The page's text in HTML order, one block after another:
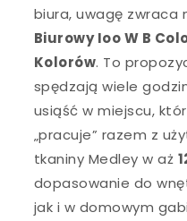
biura, uwagę zwraca
Biurowy Ioo W B
Kolorów. To
spędzają wiele
usiąść w miejscu,
„pracuje” razem z
tkaniny Medley w aż
dopasowanie do
jak i w domowym